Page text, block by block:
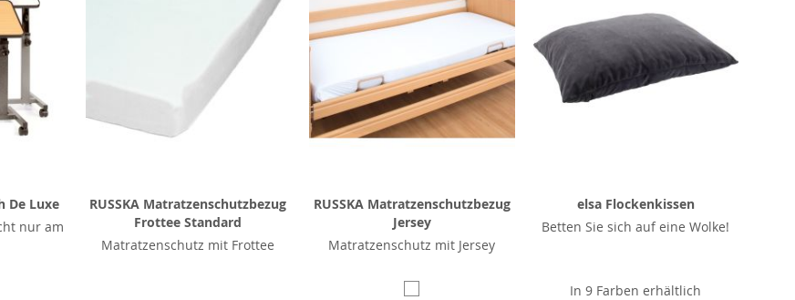
De Luxe
nur am
RUSSKA Matratzenschutzbezug
Frottee Standard
Matratzenschutz mit Frottee
RUSSKA Matratzenschutzbezug
Jersey
Matratzenschutz mit Jersey
elsa Flockenkissen
Betten Sie sich auf eine Wolke!
In 9 Farben erhältlich